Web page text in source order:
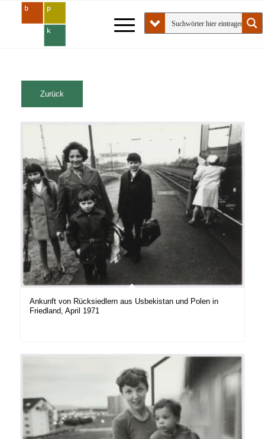
Ankunft von Rücksiedlern aus Usbekistan und Polen in
Friedland, April 1971